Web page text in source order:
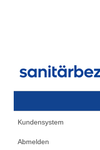
Kundensystem
Abmelden